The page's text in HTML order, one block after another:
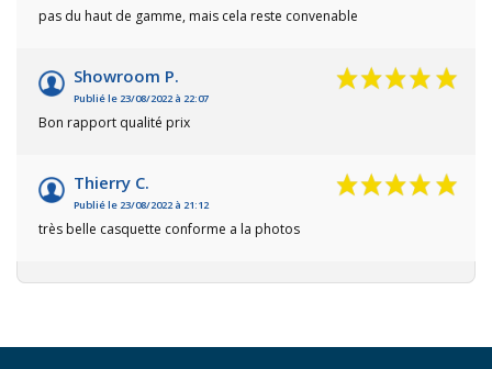
pas du haut de gamme, mais cela reste convenable
Showroom P.
Publié le 23/08/2022 à 22:07
Bon rapport qualité prix
Thierry C.
Publié le 23/08/2022 à 21:12
très belle casquette conforme a la photos